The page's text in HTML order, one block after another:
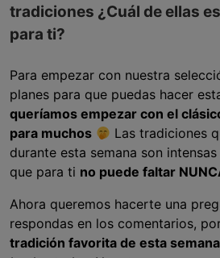
tradiciones ¿Cuál de ellas
para ti?
Para empezar con nuestra
planes para que puedas hacer
queríamos empezar con el
para muchos
Las tradiciones
durante esta semana son
que para ti no puede faltar
Ahora queremos hacerte una
respondas en los comentarios,
tradición favorita de esta